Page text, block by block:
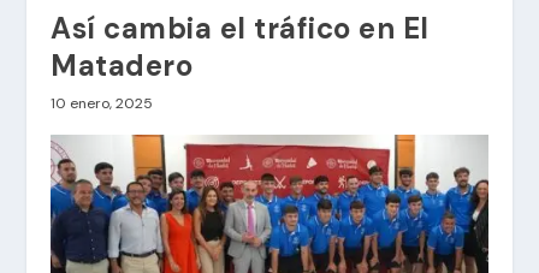
Así cambia el tráfico en El
Matadero
10 enero, 2025